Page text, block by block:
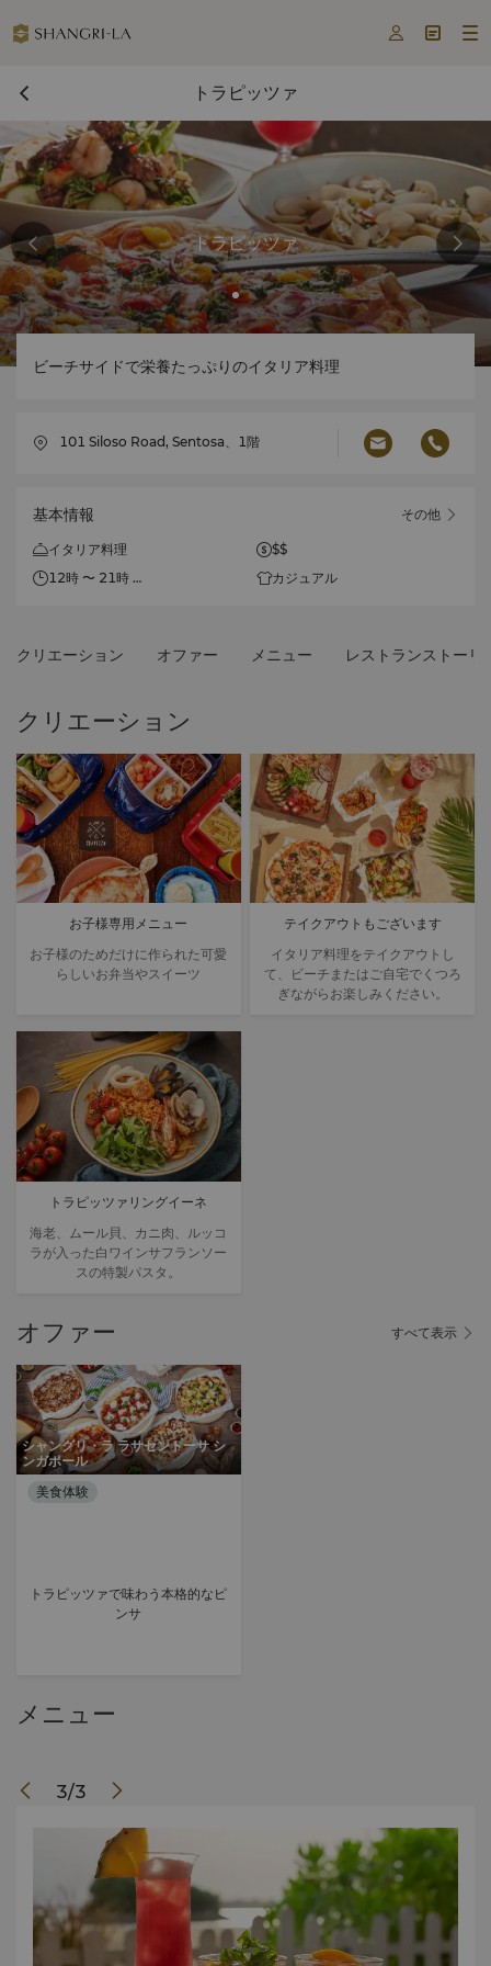
  
トラピッツァ
トラピッツァ
ビーチサイドで栄養たっぷりのイタリア料理
101 Siloso Road, Sentosa、1階
基本情報 その他
イタリア料理
$$
12時 〜 21時
（金曜日～日曜日 & 祝祭日）
当ホテルのレストランおよびバ
ーでは、次のキャッシュレス決
済のみに対応しております：デ
ビット/クレジットカード
（VISA/Mastercard）、
UnionPay、JCB、AMEX、
Alipay、WeChatPay、
ApplePay、お部屋付け、シャ
ングリ・ラ サークルポイント
の利用、アイランダーポイント
の利用。
カジュアル
クリエーション オファー メニュー レストランストーリ
クリエーション
お子様専用メニュー
お子様のためだけに作られた可愛
らしいお弁当やスイーツ
テイクアウトもございます
イタリア料理をテイクアウトし
て、ビーチまたはご自宅でくつろ
ぎながらお楽しみください。
トラピッツァリングイーネ
海老、ムール貝、カニ肉、ルッコ
ラが入った白ワインサフランソー
スの特製パスタ。
オファー すべて表示
シャングリ・ラ ラサセントーサ シ
ンガポール
美食体験
トラピッツァで味わう本格的なピ
ンサ
メニュー
3/3